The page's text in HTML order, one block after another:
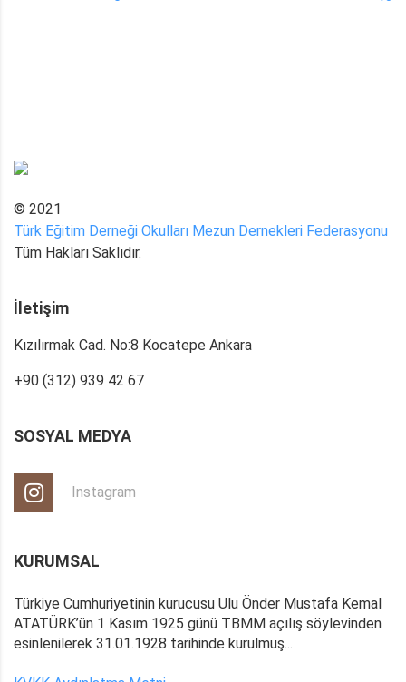
© 2021
Türk Eğitim Derneği Okulları Mezun Dernekleri Federasyonu
Tüm Hakları Saklıdır.
İletişim
Kızılırmak Cad. No:8 Kocatepe Ankara
+90 (312) 939 42 67
SOSYAL MEDYA
Instagram
KURUMSAL
Türkiye Cumhuriyetinin kurucusu Ulu Önder Mustafa Kemal
ATATÜRK’ün 1 Kasım 1925 günü TBMM açılış söylevinden
esinlenilerek 31.01.1928 tarihinde kurulmuş...